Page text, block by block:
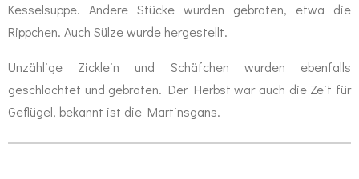
Kesselsuppe. Andere Stücke wurden gebraten, etwa die
Rippchen. Auch Sülze wurde hergestellt.
Unzählige Zicklein und Schäfchen wurden ebenfalls
geschlachtet und gebraten. Der Herbst war auch die Zeit für
Geflügel, bekannt ist die Martinsgans.